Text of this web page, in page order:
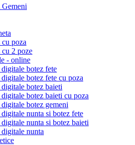
poza
2 poze
- online
botez fete
botez fete cu poza
botez baieti
botez baieti cu poza
botez gemeni
nunta si botez fete
nunta si botez baieti
nunta